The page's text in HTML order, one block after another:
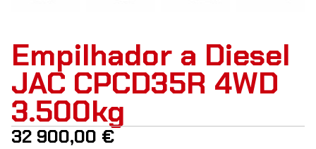
Empilhador a Diesel
JAC CPCD35R 4WD
3.500kg
32 900,00 €